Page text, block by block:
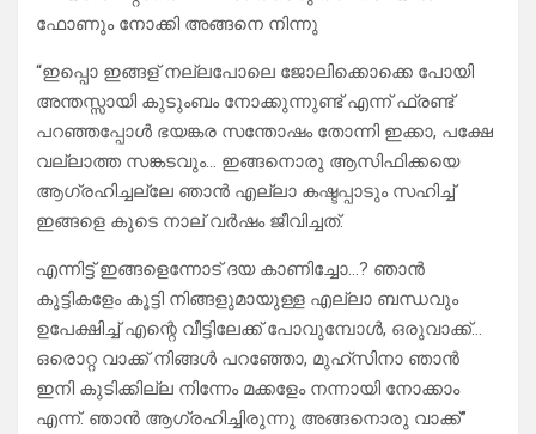
ഫോണും നോക്കി അങ്ങനെ നിന്നു
“ഇപ്പൊ ഇങ്ങള് നല്ലപോലെ ജോലിക്കൊക്കെ പോയി
അന്തസ്സായി കുടുംബം നോക്കുന്നുണ്ട് എന്ന് ഫ്രണ്ട്
പറഞ്ഞപ്പോൾ ഭയങ്കര സന്തോഷം തോന്നി ഇക്കാ, പക്ഷേ
വല്ലാത്ത സങ്കടവും… ഇങ്ങനൊരു ആസിഫിക്കയെ
ആഗ്രഹിച്ചല്ലേ ഞാൻ എല്ലാ കഷ്ടപ്പാടും സഹിച്ച്
ഇങ്ങളെ കൂടെ നാല് വർഷം ജീവിച്ചത്.
എന്നിട്ട് ഇങ്ങളെന്നോട് ദയ കാണിച്ചോ…? ഞാൻ
കുട്ടികളേം കൂട്ടി നിങ്ങളുമായുള്ള എല്ലാ ബന്ധവും
ഉപേക്ഷിച്ച് എന്റെ വീട്ടിലേക്ക് പോവുമ്പോൾ, ഒരുവാക്ക്…
ഒരൊറ്റ വാക്ക് നിങ്ങൾ പറഞ്ഞോ, മുഹ്‌സിനാ ഞാൻ
ഇനി കുടിക്കില്ല നിന്നേം മക്കളേം നന്നായി നോക്കാം
എന്ന്. ഞാൻ ആഗ്രഹിച്ചിരുന്നു അങ്ങനൊരു വാക്ക്”